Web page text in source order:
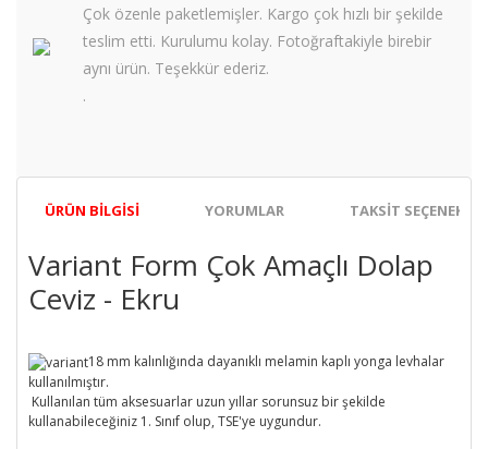
Çok özenle paketlemişler. Kargo çok hızlı bir şekilde
teslim etti. Kurulumu kolay. Fotoğraftakiyle birebir
aynı ürün. Teşekkür ederiz.
.
ÜRÜN BILGISI YORUMLAR TAKSIT
Variant Form Çok Amaçlı Dolap
Ceviz - Ekru
18 mm kalınlığında dayanıklı melamin kaplı yonga levhalar
kullanılmıştır.
Kullanılan tüm aksesuarlar uzun yıllar sorunsuz bir şekilde
kullanabileceğiniz 1. Sınıf olup, TSE'ye uygundur.